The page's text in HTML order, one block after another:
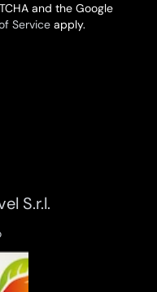
and the Google
Serviceapply.
S.r.l.